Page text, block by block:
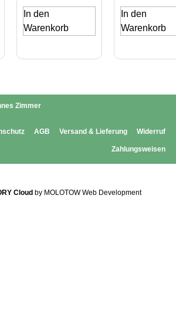
In den
Warenkorb
In den
Warenkorb
Zimmer
AGB Versand & Lieferung Widerruf
Zahlungsweisen
Cloudby MOLOTOW Web Development